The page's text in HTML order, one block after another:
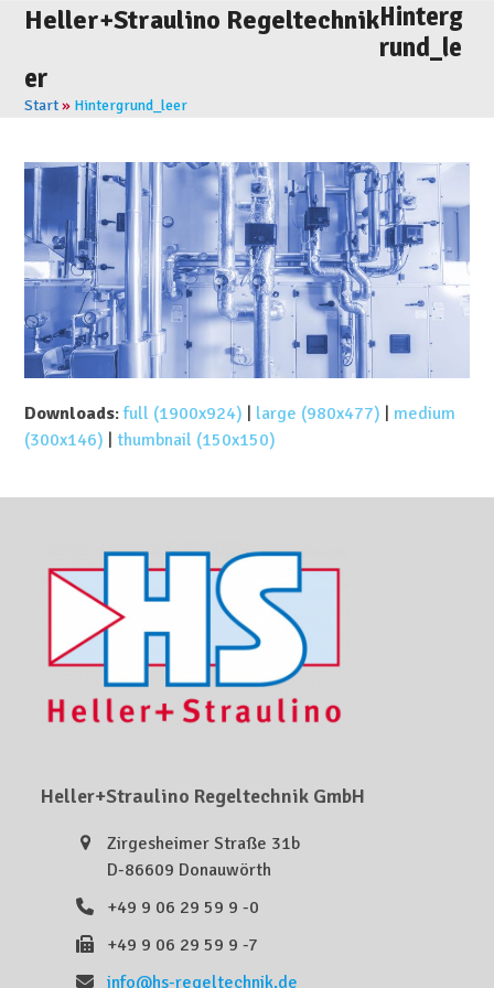
SkipHeller+Straulino Regeltechnik
Open
menu
Close
menu
Hinterg
rund_le
er
Start» Hintergrund_leer
Downloads:full (1900x924) | large (980x477) | medium
(300x146) |thumbnail (150x150)
Heller+Straulino Regeltechnik GmbH
Zirgesheimer Straße 31b
D-86609 Donauwörth
+49 9 06 29 59 9 -0
+49 9 06 29 59 9 -7
info@hs-regeltechnik.de